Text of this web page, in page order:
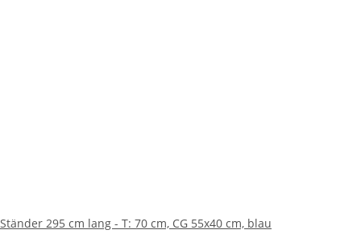
Ständer 295 cm lang - T: 70 cm, CG 55x40 cm, blau